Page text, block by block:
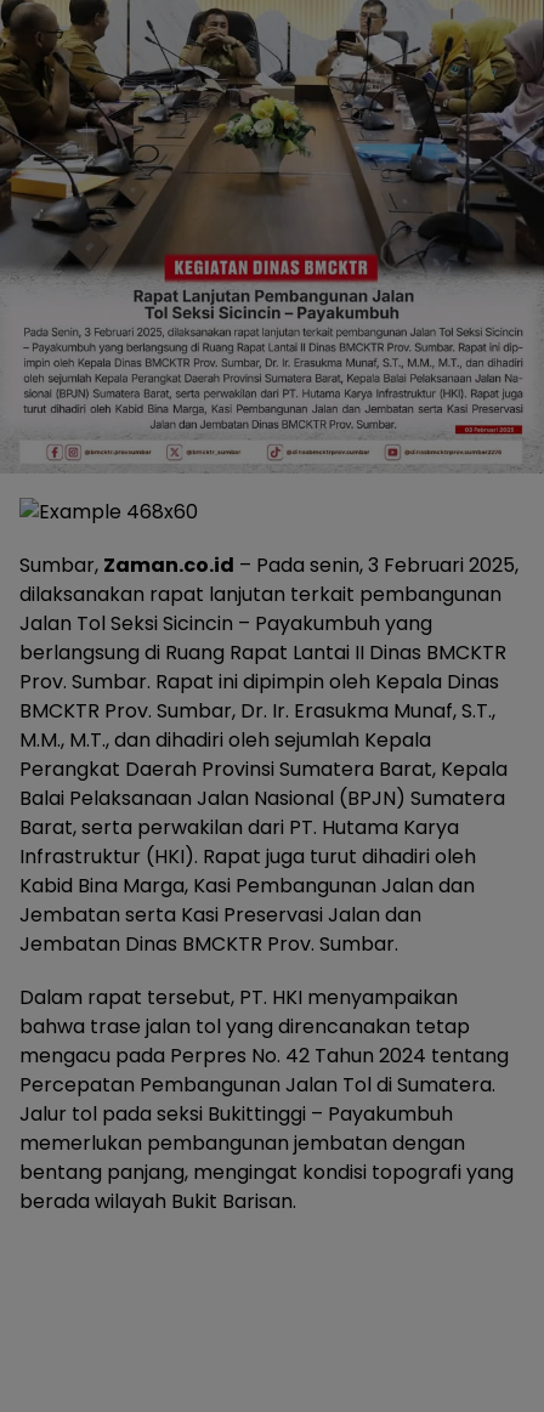
Sumbar, Zaman.co.id – Pada senin, 3 Februari 2025,
dilaksanakan rapat lanjutan terkait pembangunan
Jalan Tol Seksi Sicincin – Payakumbuh yang
berlangsung di Ruang Rapat Lantai II Dinas BMCKTR
Prov. Sumbar. Rapat ini dipimpin oleh Kepala Dinas
BMCKTR Prov. Sumbar, Dr. Ir. Erasukma Munaf, S.T.,
M.M., M.T., dan dihadiri oleh sejumlah Kepala
Perangkat Daerah Provinsi Sumatera Barat, Kepala
Balai Pelaksanaan Jalan Nasional (BPJN) Sumatera
Barat, serta perwakilan dari PT. Hutama Karya
Infrastruktur (HKI). Rapat juga turut dihadiri oleh
Kabid Bina Marga, Kasi Pembangunan Jalan dan
Jembatan serta Kasi Preservasi Jalan dan
Jembatan Dinas BMCKTR Prov. Sumbar.
Dalam rapat tersebut, PT. HKI menyampaikan
bahwa trase jalan tol yang direncanakan tetap
mengacu pada Perpres No. 42 Tahun 2024 tentang
Percepatan Pembangunan Jalan Tol di Sumatera.
Jalur tol pada seksi Bukittinggi – Payakumbuh
memerlukan pembangunan jembatan dengan
bentang panjang, mengingat kondisi topografi yang
berada wilayah Bukit Barisan.